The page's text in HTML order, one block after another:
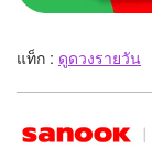
แท็ก : ดูดวงรายวัน